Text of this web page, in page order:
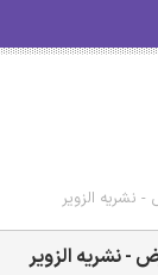
نشریه الزویر
- نشریه الزویر